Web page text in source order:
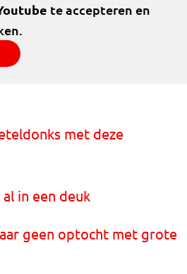
te accepteren en
met deze
in een deuk
geen optocht met grote